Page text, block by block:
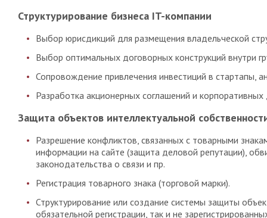
Структурирование бизнеса IT-компании
Выбор юрисдикций для размещения владельческой
Выбор оптимальных договорных конструкций внутри
Сопровождение привлечения инвестиций в стартапы,
Разработка акционерных соглашений и корпоративных
Защита объектов интеллектуальной
Разрешение конфликтов, связанных с товарными
информации на сайте (защита деловой репутации),
законодательства о связи и пр.
Регистрация товарного знака (торговой марки).
Структурирование или создание системы защиты
обязательной регистрации, так и не